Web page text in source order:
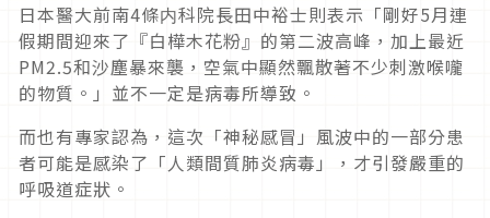
日本醫大前南4條内科院長田中裕士則表示「剛好5月連
假期間迎來了『白樺木花粉』的第二波高峰，加上最近
PM2.5和沙塵暴來襲，空氣中顯然飄散著不少刺激喉嚨
的物質。」並不一定是病毒所導致。
而也有專家認為，這次「神秘感冒」風波中的一部分患
者可能是感染了「人類間質肺炎病毒」，才引發嚴重的
呼吸道症狀。